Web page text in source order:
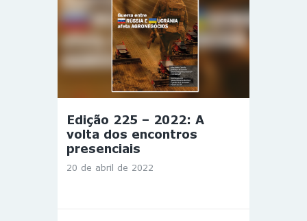
Edição 225 – 2022: A
volta dos encontros
presenciais
20 de abril de 2022